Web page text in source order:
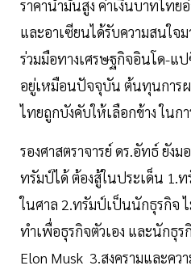
ราคาน้ำมันสูง ค่าเงินบาทไทย
และอาเซียนได้รับความสนใจ
ร่วมมือทางเศรษฐกิจอินโด-แ
อยู่เหมือนปัจจุบัน ต้นทุนการผ
ไทยถูกบังคับให้เลือกข้าง ในก
รองศาสตราจารย์ ดร.อัทธ์ ยัง
ทรัมป์ได้ ต้องสู้ในประเด็น 1.
ในศาล 2.ทรัมป์เป็นนักธุรกิจ
ทำเพื่อธุรกิจตัวเอง และนักธุ
Elon Musk 3.สงครามและค